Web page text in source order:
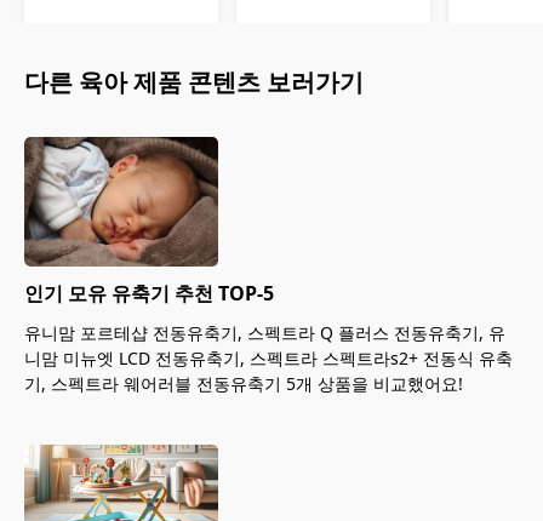
다른 육아제품 콘텐츠 보러가기
인기 모유 유축기 추천 TOP-5
유니맘 포르테샵 전동유축기, 스펙트라 Q 플러스 전동유축기, 유
니맘 미뉴엣 LCD 전동유축기, 스펙트라 스펙트라s2+ 전동식 유축
기, 스펙트라 웨어러블 전동유축기 5개 상품을 비교했어요!